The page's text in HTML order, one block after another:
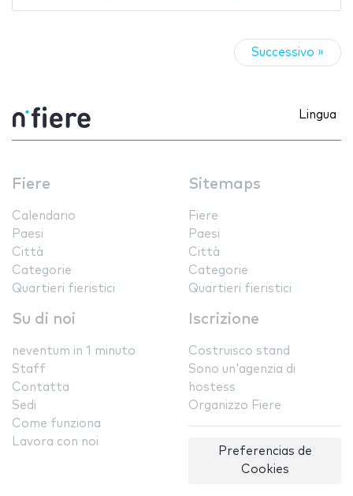
Successivo »
Lingua
Fiere
Calendario
Paesi
Città
Categorie
Quartieri fieristici
Sitemaps
Fiere
Paesi
Città
Categorie
Quartieri fieristici
Su di noi
neventum in 1 minuto
Staff
Contatta
Sedi
Come funziona
Lavora con noi
Iscrizione
Costruisco stand
Sono un'agenzia di
hostess
Organizzo Fiere
Preferencias de
Cookies